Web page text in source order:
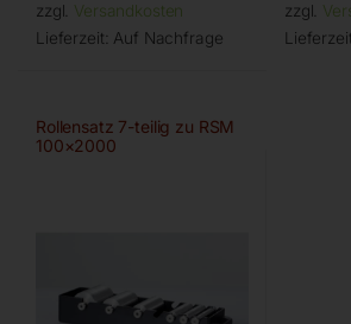
zzgl. Versandkosten
Lieferzeit: Auf Nachfrage
zzgl.
Rollensatz 7-teilig zu RSM
100×2000